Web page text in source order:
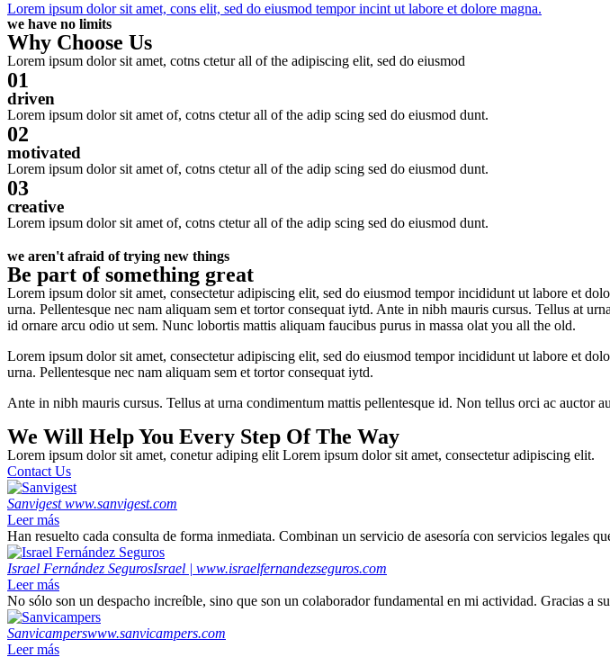
Lorem ipsum dolor sit amet, cons elit, sed do eiusmod tempor incint ut labore et dolore magna.
we have no limits
Why Choose Us
Lorem ipsum dolor sit amet, cotns ctetur all of the adipiscing elit, sed do eiusmod
01
driven
Lorem ipsum dolor sit amet of, cotns ctetur all of the adip scing sed do eiusmod dunt.
02
motivated
Lorem ipsum dolor sit amet of, cotns ctetur all of the adip scing sed do eiusmod dunt.
03
creative
Lorem ipsum dolor sit amet of, cotns ctetur all of the adip scing sed do eiusmod dunt.
we aren't afraid of trying new things
Be part of something great
Lorem ipsum dolor sit amet, consectetur adipiscing elit, sed do eiusmod tempor incididunt ut labore et
urna. Pellentesque nec nam aliquam sem et tortor consequat iytd. Ante in nibh mauris cursus. Tellus at
id ornare arcu odio ut sem. Nunc lobortis mattis aliquam faucibus purus in massa olat you all the old.
Lorem ipsum dolor sit amet, consectetur adipiscing elit, sed do eiusmod tempor incididunt ut labore et
urna. Pellentesque nec nam aliquam sem et tortor consequat iytd.
Ante in nibh mauris cursus. Tellus at urna condimentum mattis pellentesque id. Non tellus orci ac auctor
We Will Help You Every Step Of The Way
Lorem ipsum dolor sit amet, conetur adiping elit Lorem ipsum dolor sit amet, consectetur adipiscing elit.
Contact Us
Sanvigestwww.sanvigest.com
Leer más
Han resuelto cada consulta de forma inmediata. Combinan un servicio de asesoría con servicios legales
Israel Fernández SegurosIsrael | www.israelfernandezseguros.com
Leer más
No sólo son un despacho increíble, sino que son un colaborador fundamental en mi actividad. Gracias a
Sanvicamperswww.sanvicampers.com
Leer más